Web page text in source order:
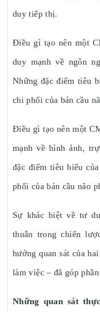
duy tiếp thị.
Điều gì tạo nên một
duy mạnh về ngôn
Những đặc điểm tiêu
chi phối của bán cầu
Điều gì tạo nên một
mạnh về hình ảnh,
đặc điểm tiêu biểu
phối của bán cầu não
Sự khác biệt về tư
thuẫn trong chiến
hướng quan sát của
làm việc – đã góp
Những quan sát